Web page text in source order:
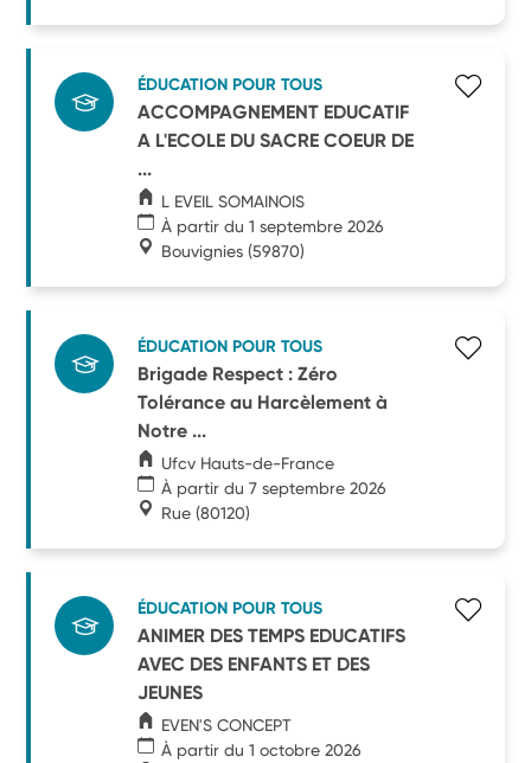
ÉDUCATION POUR TOUS
ACCOMPAGNEMENT EDUCATIF
A L'ECOLE DU SACRE COEUR DE
...
L EVEIL SOMAINOIS
À partir du 1 septembre 2026
Bouvignies (59870)
ÉDUCATION POUR TOUS
Brigade Respect : Zéro
Tolérance au Harcèlement à
Notre ...
Ufcv Hauts-de-France
À partir du 7 septembre 2026
Rue (80120)
ÉDUCATION POUR TOUS
ANIMER DES TEMPS EDUCATIFS
AVEC DES ENFANTS ET DES
JEUNES
EVEN'S CONCEPT
À partir du 1 octobre 2026